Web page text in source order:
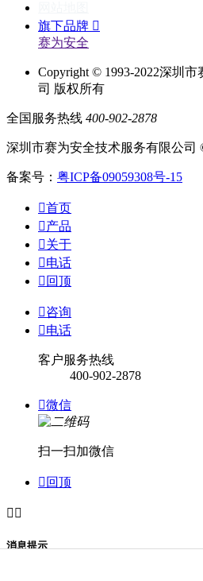
旗下品牌 
赛为安全
Copyright © 1993-2022深圳
司 版权所有
全国服务热线 400-902-2878
深圳市赛为安全技术服务有限公司
备案号： 粤ICP备09059308号-15
首页
产品
关于
电话
 回顶
咨询
电话
客户服务热线
400-902-2878
微信
扫一扫加微信
 回顶
 
消息提示